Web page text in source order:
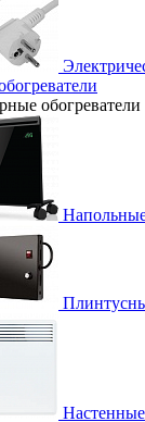
обогреватели
Настенные